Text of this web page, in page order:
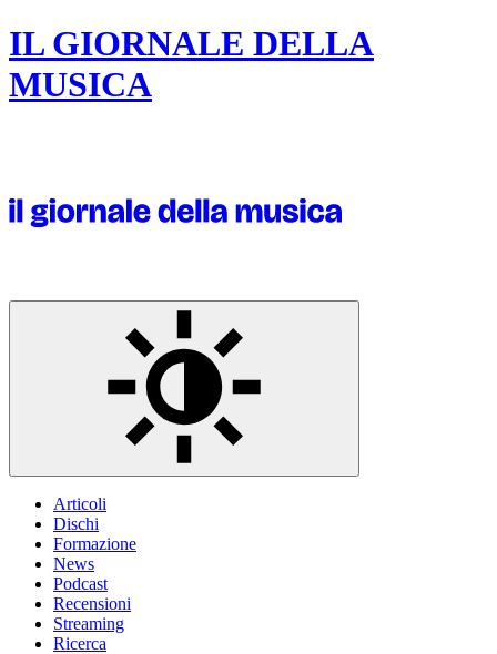
IL GIORNALE DELLA
MUSICA
Articoli
Dischi
Formazione
News
Podcast
Recensioni
Streaming
Ricerca